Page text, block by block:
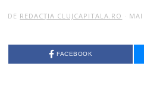
DE REDACȚIA CLUJCAPITALA.RO
FACEBOOK